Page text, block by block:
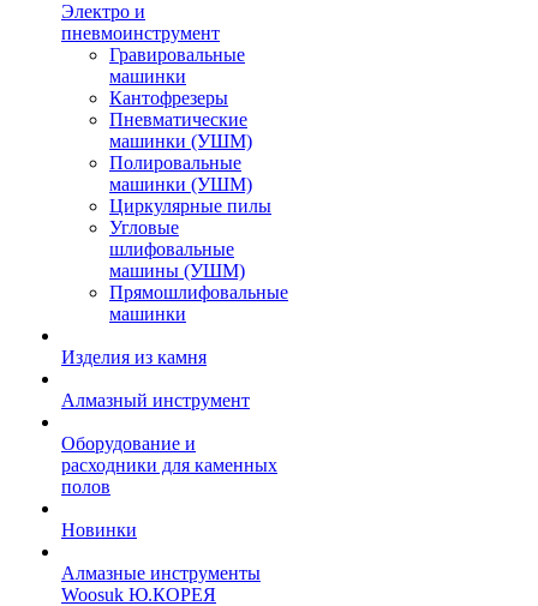
Электро и
пневмоинструмент
Гравировальные
машинки
Кантофрезеры
Пневматические
машинки (УШМ)
Полировальные
машинки (УШМ)
Циркулярные пилы
Угловые
шлифовальные
машины (УШМ)
Прямошлифовальные
машинки
Изделия из камня
Алмазный инструмент
Оборудование и
расходники для каменных
полов
Новинки
Алмазные инструменты
Woosuk Ю.КОРЕЯ